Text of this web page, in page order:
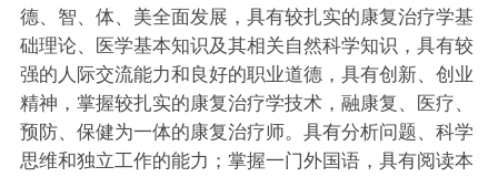
德、智、体、美全面发展，具有较扎实的康复治疗学基
础理论、医学基本知识及其相关自然科学知识，具有较
强的人际交流能力和良好的职业道德，具有创新、创业
精神，掌握较扎实的康复治疗学技术，融康复、医疗、
预防、保健为一体的康复治疗师。具有分析问题、科学
思维和独立工作的能力；掌握一门外国语，具有阅读本